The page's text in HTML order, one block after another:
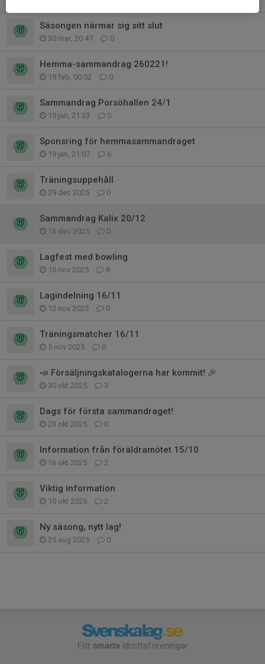
Säsongen närmar sig sitt slut
30 mar, 20:47 0
Hemma-sammandrag 260221!
19 feb, 00:02 0
Sammandrag Porsöhallen 24/1
19 jan, 21:33 0
Sponsring för hemmasammandraget
19 jan, 21:07 6
Träningsuppehåll
29 dec 2025 0
Sammandrag Kalix 20/12
16 dec 2025 0
Lagfest med bowling
16 nov 2025 8
Lagindelning 16/11
12 nov 2025 0
Träningsmatcher 16/11
5 nov 2025 0
📣 Försäljningskatalogerna har kommit! 🎉
30 okt 2025 3
Dags för första sammandraget!
23 okt 2025 0
Information från föräldramötet 15/10
16 okt 2025 2
Viktig information
10 okt 2025 2
Ny säsong, nytt lag!
25 aug 2025 0
För smarta idrottsföreningar